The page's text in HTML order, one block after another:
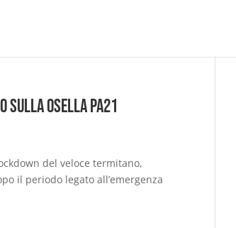
sulla Osella PA21
del veloce termitano,
il periodo legato all’emergenza